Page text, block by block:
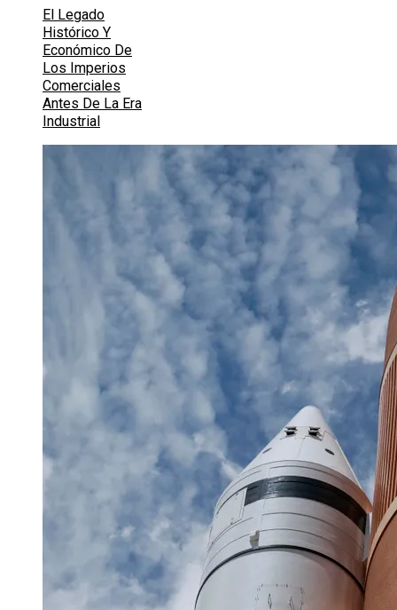
El Legado
Histórico Y
Económico De
Los Imperios
Comerciales
Antes De La Era
Industrial